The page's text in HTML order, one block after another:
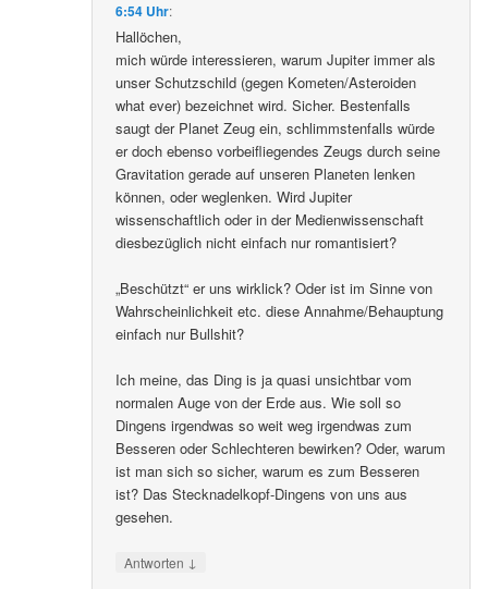
6:54 Uhr:
Hallöchen,
mich würde interessieren, warum Jupiter immer als
unser Schutzschild (gegen Kometen/Asteroiden
what ever) bezeichnet wird. Sicher. Bestenfalls
saugt der Planet Zeug ein, schlimmstenfalls würde
er doch ebenso vorbeifliegendes Zeugs durch seine
Gravitation gerade auf unseren Planeten lenken
können, oder weglenken. Wird Jupiter
wissenschaftlich oder in der Medienwissenschaft
diesbezüglich nicht einfach nur romantisiert?
„Beschützt“ er uns wirklick? Oder ist im Sinne von
Wahrscheinlichkeit etc. diese Annahme/Behauptung
einfach nur Bullshit?
Ich meine, das Ding is ja quasi unsichtbar vom
normalen Auge von der Erde aus. Wie soll so
Dingens irgendwas so weit weg irgendwas zum
Besseren oder Schlechteren bewirken? Oder, warum
ist man sich so sicher, warum es zum Besseren
ist? Das Stecknadelkopf-Dingens von uns aus
gesehen.
Antworten ↓